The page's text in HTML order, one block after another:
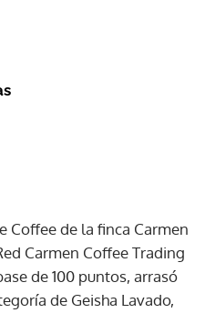
Coffee de la finca Carmen
Carmen Coffee Trading
de 100 puntos, arrasó
de Geisha Lavado,